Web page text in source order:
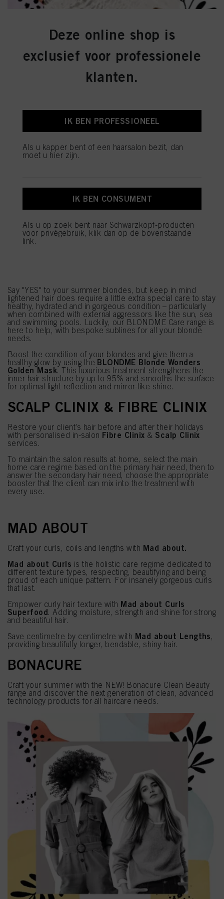
Help clients fight the damaging effects of sun exposure,
sea water and swimming pools with our product
recommendations, in-salon services and your expertise.
Say "YES" to your summer blondes, but keep in mind
lightened hair does require a little extra special care to stay
healthy, hydrated and in gorgeous condition – particularly
when combined with external aggressors like the sun, sea
and swimming pools. Luckily, our BLONDME Care range is
here to help, with bespoke sublines for all your blonde
needs.
Boost the condition of your blondes and give them a
healthy glow by using the BLONDME Blonde Wonders
Golden Mask. This luxurious treatment strengthens the
inner hair structure by up to 95% and smooths the surface
for optimal light reflection and mirror-like shine.
SCALP CLINIX & FIBRE CLINIX
Restore your client’s hair before and after their holidays
with personalised in-salon Fibre Clinix & Scalp Clinix
services.
To maintain the salon results at home, select the main
home care regime based on the primary hair need, then to
answer the secondary hair need, choose the appropriate
booster that the client can mix into the treatment with
every use.
MAD ABOUT
Craft your curls, coils and lengths with Mad about.
Mad about Curls is the holistic care regime dedicated to
different texture types, respecting, beautifying and being
proud of each unique pattern. For insanely gorgeous curls
that last.
Empower curly hair texture with Mad about Curls
Superfood. Adding moisture, strength and shine for strong
and beautiful hair.
Save centimetre by centimetre with Mad about Lengths,
providing beautifully longer, bendable, shiny hair.
BONACURE
Craft your summer with the NEW! Bonacure Clean Beauty
range and discover the next generation of clean, advanced
technology products for all haircare needs.
Deze online shop is
exclusief voor professionele
klanten.
IK BEN PROFESSIONEEL
Als u kapper bent of een haarsalon bezit, dan
moet u hier zijn.
IK BEN CONSUMENT
Als u op zoek bent naar Schwarzkopf-producten
voor privégebruik, klik dan op de bovenstaande
link.